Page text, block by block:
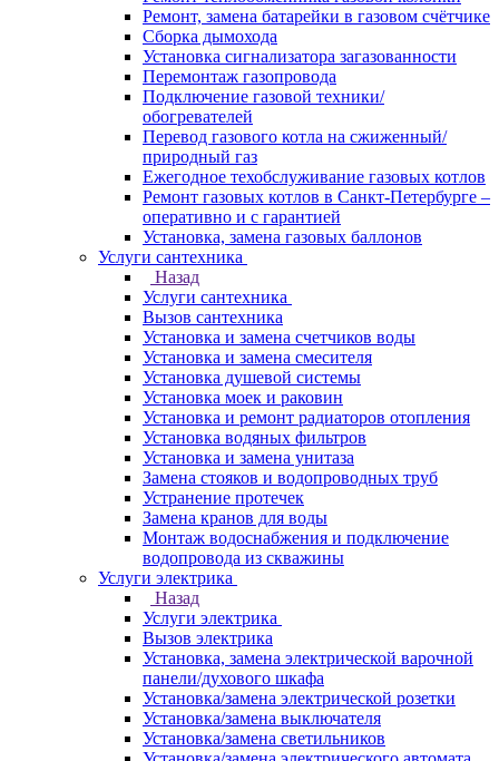
Ремонт, замена батарейки в газовом счётчике
Сборка дымохода
Установка сигнализатора загазованности
Перемонтаж газопровода
Подключение газовой техники/
обогревателей
Перевод газового котла на сжиженный/
природный газ
Ежегодное техобслуживание газовых котлов
Ремонт газовых котлов в Санкт-Петербурге –
оперативно и с гарантией
Установка, замена газовых баллонов
Услуги сантехника
Назад
Услуги сантехника
Вызов сантехника
Установка и замена счетчиков воды
Установка и замена смесителя
Установка душевой системы
Установка моек и раковин
Установка и ремонт радиаторов отопления
Установка водяных фильтров
Установка и замена унитаза
Замена стояков и водопроводных труб
Устранение протечек
Замена кранов для воды
Монтаж водоснабжения и подключение
водопровода из скважины
Услуги электрика
Назад
Услуги электрика
Вызов электрика
Установка, замена электрической варочной
панели/духового шкафа
Установка/замена электрической розетки
Установка/замена выключателя
Установка/замена светильников